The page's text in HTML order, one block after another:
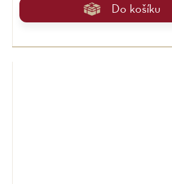
Do košíku